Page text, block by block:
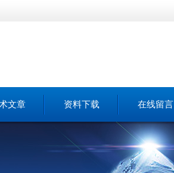
文章 资料下载 在线留言